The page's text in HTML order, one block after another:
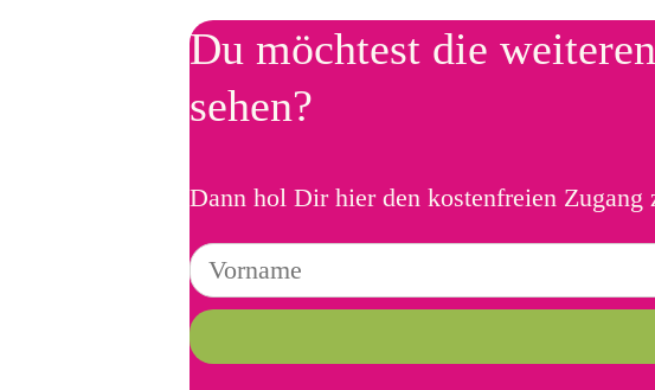
Du möchtest die
sehen?
Dann hol Dir hier den kostenfreien Zugang